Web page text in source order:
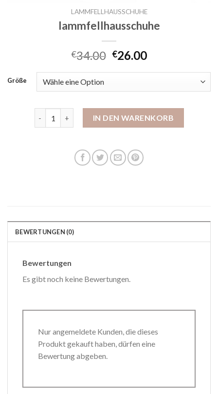
LAMMFELLHAUSSCHUHE
lammfellhausschuhe
€34.00 €26.00
Größe
IN DEN WARENKORB
BEWERTUNGEN (0)
Bewertungen
Es gibt noch keine Bewertungen.
Nur angemeldete Kunden, die dieses
Produkt gekauft haben, dürfen eine
Bewertung abgeben.